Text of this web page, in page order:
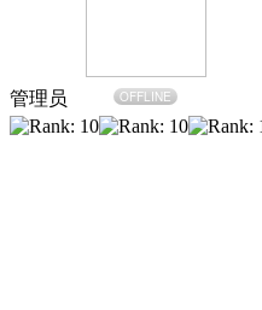
管理员 OFFLINE